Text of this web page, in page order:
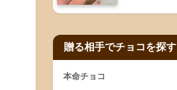
贈る相手でチョコを探す
本命チョコ